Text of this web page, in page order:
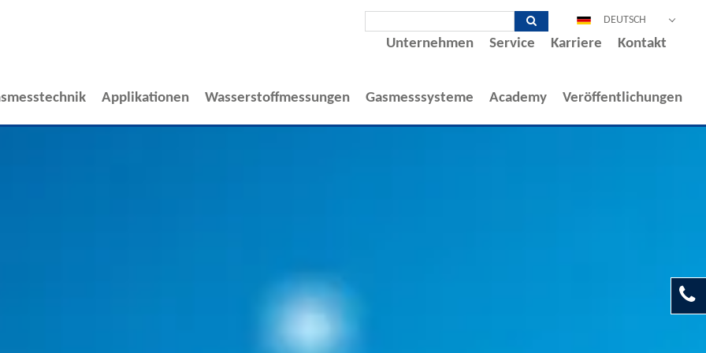
DEUTSCH
ENGLISH
POLSKI
Unternehmen Service Karriere Kontakt
Applikationen Wasserstoffmessungen Gasmesssysteme Academy Veröffentlichungen